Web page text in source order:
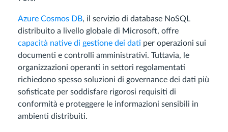
Azure Cosmos DB, il servizio di database NoSQL
distribuito a livello globale di Microsoft, offre
capacità native di gestione dei dati per operazioni sui
documenti e controlli amministrativi. Tuttavia, le
organizzazioni operanti in settori regolamentati
richiedono spesso soluzioni di governance dei dati più
sofisticate per soddisfare rigorosi requisiti di
conformità e proteggere le informazioni sensibili in
ambienti distribuiti.